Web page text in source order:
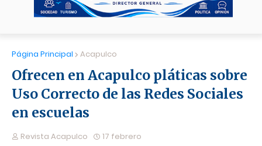
Página Principal Acapulco
Ofrecen en Acapulco pláticas sobre
Uso Correcto de las Redes Sociales
en escuelas
Revista Acapulco 17 febrero